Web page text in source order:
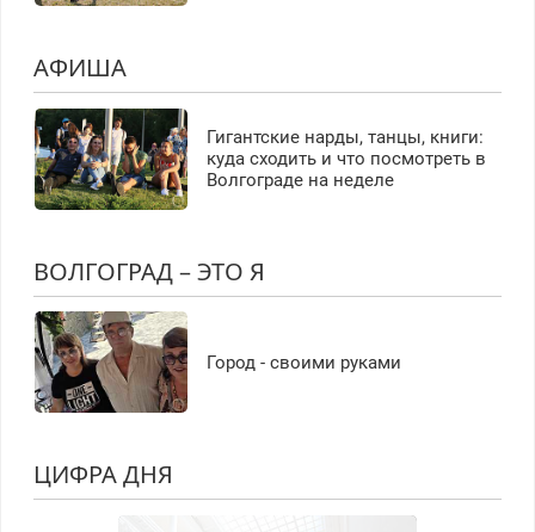
АФИША
Гигантские нарды, танцы, книги:
куда сходить и что посмотреть в
Волгограде на неделе
ВОЛГОГРАД – ЭТО Я
Город - своими руками
ЦИФРА ДНЯ